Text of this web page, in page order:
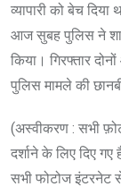
व्यापारी को बेच
आज सुबह पुलिस ने
किया। गिरफ्तार
पुलिस मामले की
(अस्वीकरण : सभी
दर्शाने के लिए दिए
सभी फोटोज इंटरनेट